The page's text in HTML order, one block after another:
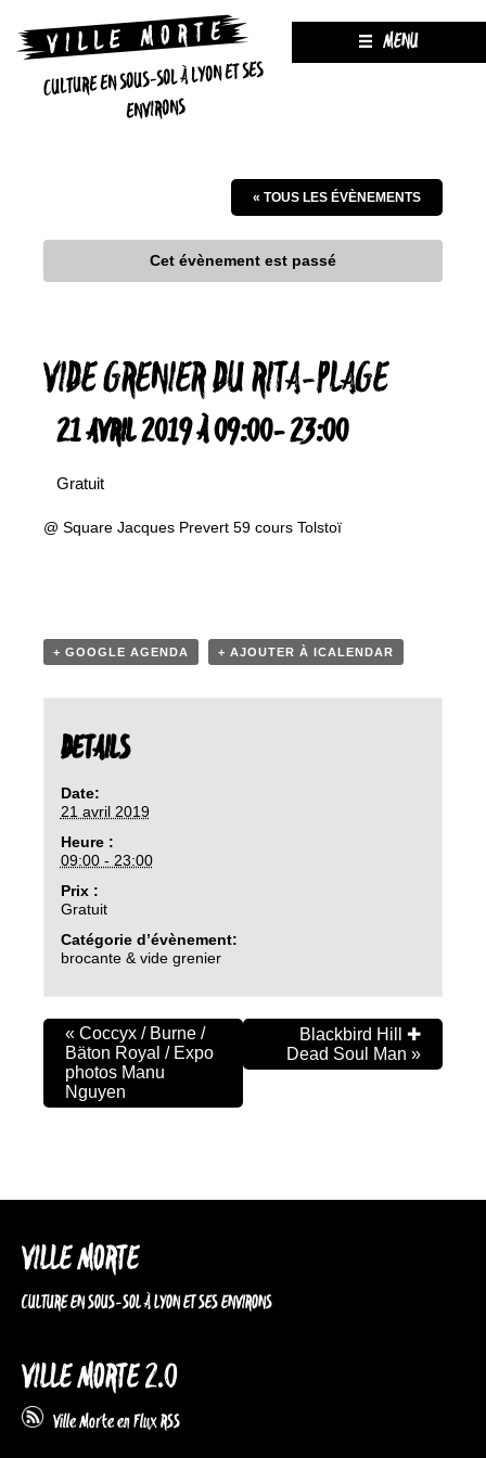
CULTURE EN SOUS-SOL À LYON ET SES
ENVIRONS
MENU
« TOUS LES ÉVÈNEMENTS
Cet évènement est passé
VIDE GRENIER DU RITA-PLAGE
21 AVRIL 2019 À 09:00-23:00
Gratuit
@ Square Jacques Prevert 59 cours Tolstoï
+ GOOGLE AGENDA + AJOUTER À ICALENDAR
DETAILS
Date:
21 avril 2019
Heure :
09:00 - 23:00
Prix :
Gratuit
Catégorie d’évènement:
brocante & vide grenier
« Coccyx / Burne /
Bäton Royal / Expo
photos Manu
Nguyen
Blackbird Hill ✚
Dead Soul Man »
VILLE MORTE
CULTURE EN SOUS-SOL À LYON ET SES ENVIRONS
VILLE MORTE 2.0
Ville Morte en Flux RSS